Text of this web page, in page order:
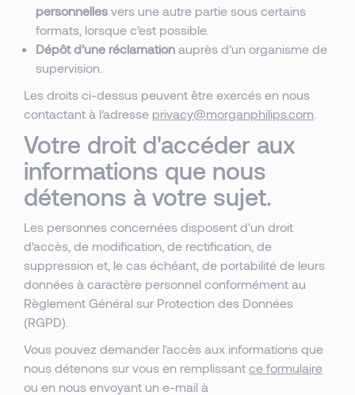
personnelles vers une autre partie sous certains
formats, lorsque c’est possible.
Dépôt d’une réclamation auprès d’un organisme de
supervision.
Les droits ci-dessus peuvent être exercés en nous
contactant à l’adresse privacy@morganphilips.com
Votre droit d'accéder aux
informations que nous
détenons à votre sujet.
Les personnes concernées disposent d'un droit
d'accès, de modification, de rectification, de
suppression et, le cas échéant, de portabilité de leurs
données à caractère personnel conformément au
Règlement Général sur Protection des Données
(RGPD).
Vous pouvez demander l'accès aux informations que
nous détenons sur vous en remplissant ce formulaire
ou en nous envoyant un e-mail à